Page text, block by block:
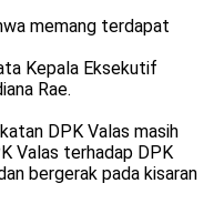
memang terdapat
Kepala Eksekutif
Rae.
DPK Valas masih
Valas terhadap DPK
bergerak pada kisaran